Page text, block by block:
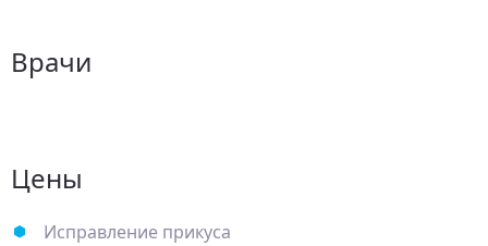
Врачи
Цены
Исправление прикуса